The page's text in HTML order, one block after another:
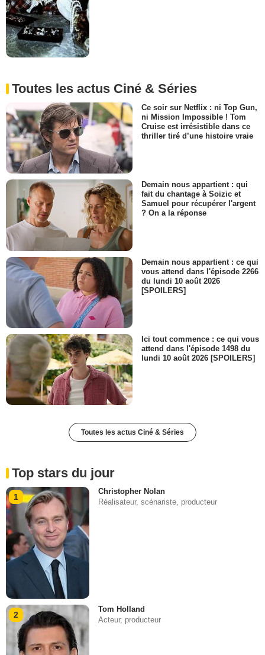
Toutes les actus Ciné & Séries
Ce soir sur Netflix : ni Top Gun,
ni Mission Impossible ! Tom
Cruise est irrésistible dans ce
thriller tiré d’une histoire vraie
Demain nous appartient : qui
fait du chantage à Soizic et
Samuel pour récupérer l'argent
? On a la réponse
Demain nous appartient : ce qui
vous attend dans l'épisode 2266
du lundi 10 août 2026
[SPOILERS]
Ici tout commence : ce qui vous
attend dans l'épisode 1498 du
lundi 10 août 2026 [SPOILERS]
Toutes les actus Ciné & Séries
Top stars du jour
1
Christopher Nolan
Réalisateur, scénariste, producteur
2
Tom Holland
Acteur, producteur